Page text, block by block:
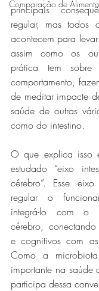
Comparação de
principais
regular, mas todos
acontecem para
assim como os
prática tem
comportamento,
de meditar impacte
saúde de outras
como do intestino.
O que explica isso
estudado “eixo
cérebro”. Esse
regular o
integrá-lo com o
cérebro,
e cognitivos com as
Como a
importante na saúde
participa dessa